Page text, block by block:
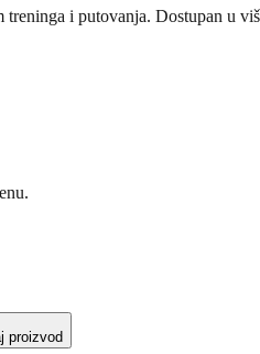
treninga i putovanja. Dostupan u
proizvod